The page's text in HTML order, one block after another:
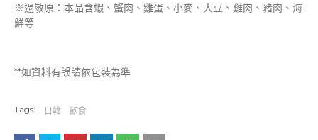
※過敏原：本品含蝦、蟹肉、雞蛋、小麥、大豆、雞肉、豬肉、海
鮮等
**如資料有誤請依包裝為準
Tags: 日韓 飲食